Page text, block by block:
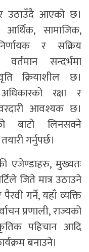
उठाउँदै आएको छ।
आर्थिक, सामाजिक,
र सक्रिय
सन्दर्भमा
क्रियाशील छ।
रक्षा र
आवश्यक छ।
बाटो लिनसक्ने
गर्नुपर्छ।
एजेण्डाहरु, मुख्यतः
जिते मात्र उठाउने
गर्ने, यहाँ व्यक्ति
प्रणाली, राज्यको
पहिचान आदि
बनाउने।